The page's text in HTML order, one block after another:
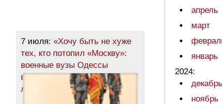
7 июля: «Хочу быть не хуже
тех, кто потопил «Москву»:
военные вузы Одессы
выпустили сотни молодых
лейтенантов (фото)
апрель
март
январь
2024:
декабрь
ноябрь